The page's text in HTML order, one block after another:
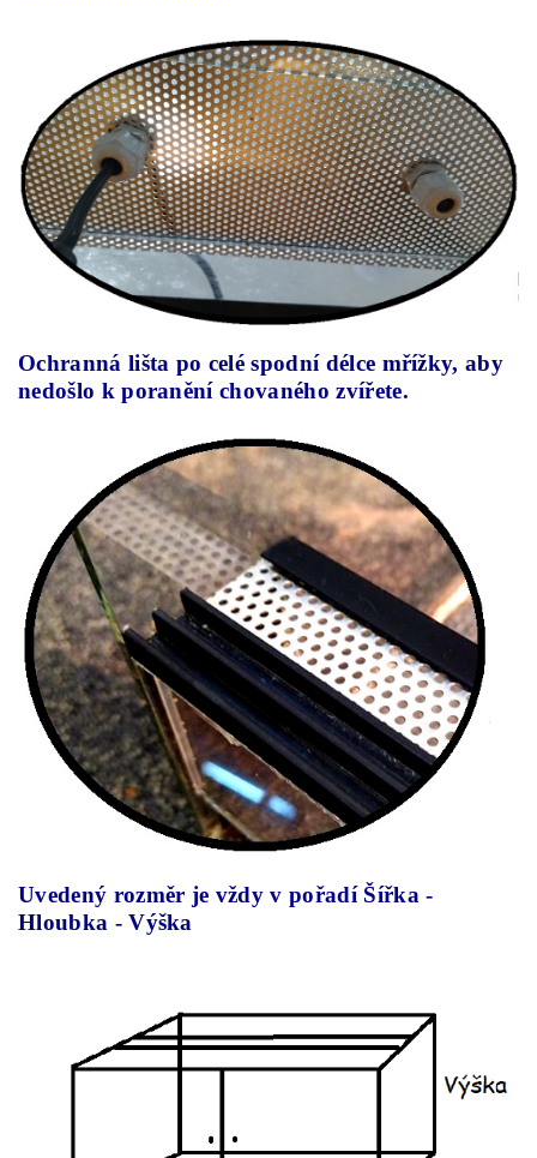
Ochranná lišta po celé spodní délce mřížky, aby
nedošlo k poranění chovaného zvířete.
Uvedený rozměr je vždy v pořadí Šířka -
Hloubka - Výška